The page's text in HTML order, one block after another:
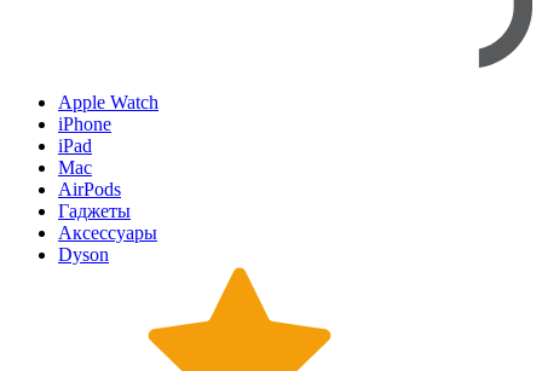
Apple Watch
iPhone
iPad
Mac
AirPods
Гаджеты
Аксессуары
Dyson